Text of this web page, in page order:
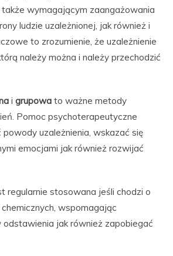
wymagającym zaangażowania
ludzie uzależnionej, jak również i
to zrozumienie, że uzależnienie
należy można i należy przechodzić
i grupowa to ważne metody
Pomoc psychoterapeutyczne
uzależnienia, wskazać się
emocjami jak również rozwijać
regularnie stosowana jeśli chodzi o
chemicznych, wspomagając
odstawienia jak również zapobiegać